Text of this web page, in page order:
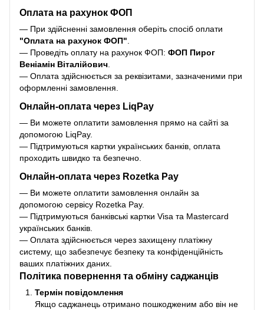
Оплата на рахунок ФОП
— При здійсненні замовлення оберіть спосіб оплати
"Оплата на рахунок ФОП"
— Проведіть оплату на рахунок ФОП: ФОП Пирог
Веніамін Віталійович
— Оплата здійснюється за реквізитами, зазначеними при
оформленні замовлення.
Онлайн-оплата через LiqPay
— Ви можете оплатити замовлення прямо на сайті за
допомогою LiqPay.
— Підтримуються картки українських банків, оплата
проходить швидко та безпечно.
Онлайн-оплата через Rozetka Pay
— Ви можете оплатити замовлення онлайн за
допомогою сервісу Rozetka Pay.
— Підтримуються банківські картки Visa та Mastercard
українських банків.
— Оплата здійснюється через захищену платіжну
систему, що забезпечує безпеку та конфіденційність
ваших платіжних даних.
Політика повернення та обміну саджанців
Термін повідомлення
Якщо саджанець отримано пошкодженим або він не